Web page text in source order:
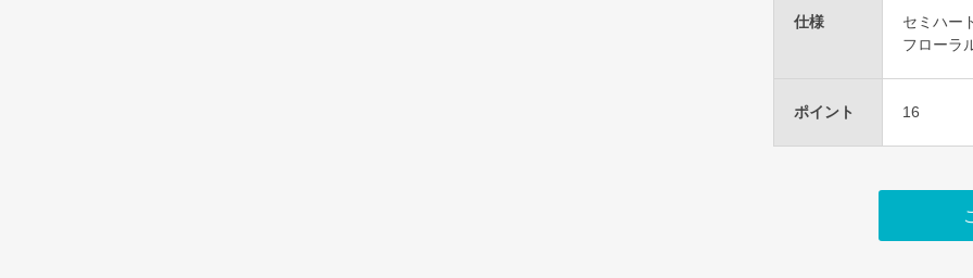
仕様
セミハー
フローラ
ポイント 16